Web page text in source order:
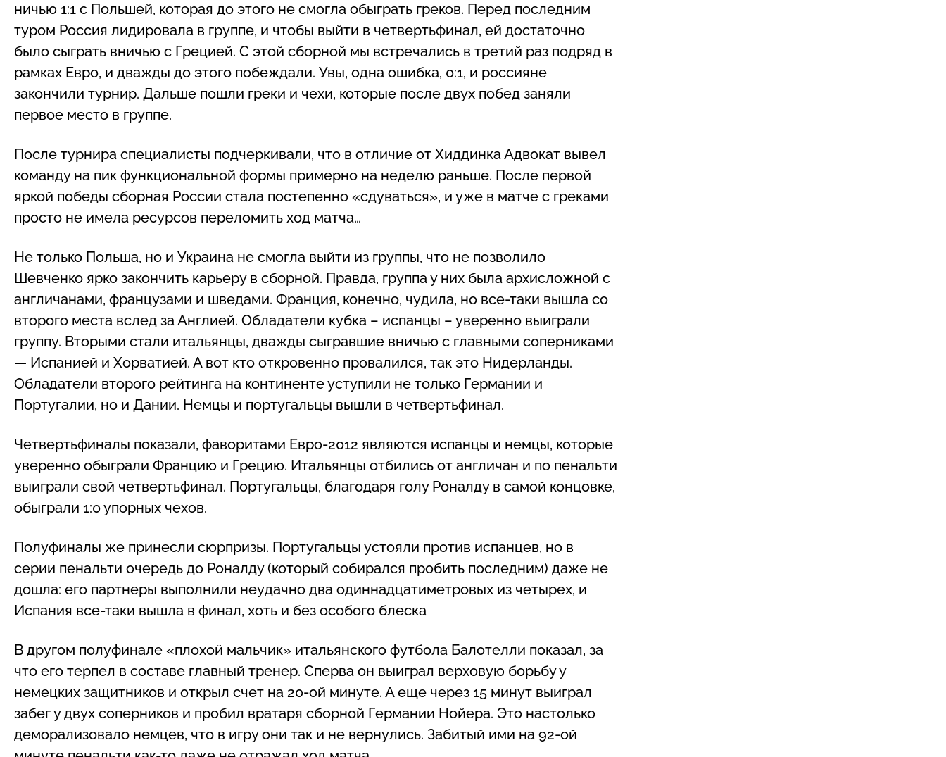
ничью 1:1 с Польшей, которая до этого не смогла обыграть греков. Перед последним
туром Россия лидировала в группе, и чтобы выйти в четвертьфинал, ей достаточно
было сыграть вничью с Грецией. С этой сборной мы встречались в третий раз подряд в
рамках Евро, и дважды до этого побеждали. Увы, одна ошибка, 0:1, и россияне
закончили турнир. Дальше пошли греки и чехи, которые после двух побед заняли
первое место в группе.
После турнира специалисты подчеркивали, что в отличие от Хиддинка Адвокат вывел
команду на пик функциональной формы примерно на неделю раньше. После первой
яркой победы сборная России стала постепенно «сдуваться», и уже в матче с греками
просто не имела ресурсов переломить ход матча…
Не только Польша, но и Украина не смогла выйти из группы, что не позволило
Шевченко ярко закончить карьеру в сборной. Правда, группа у них была архисложной с
англичанами, французами и шведами. Франция, конечно, чудила, но все-таки вышла со
второго места вслед за Англией. Обладатели кубка – испанцы – уверенно выиграли
группу. Вторыми стали итальянцы, дважды сыгравшие вничью с главными соперниками
— Испанией и Хорватией. А вот кто откровенно провалился, так это Нидерланды.
Обладатели второго рейтинга на континенте уступили не только Германии и
Португалии, но и Дании. Немцы и португальцы вышли в четвертьфинал.
Четвертьфиналы показали, фаворитами Евро-2012 являются испанцы и немцы, которые
уверенно обыграли Францию и Грецию. Итальянцы отбились от англичан и по пенальти
выиграли свой четвертьфинал. Португальцы, благодаря голу Роналду в самой концовке,
обыграли 1:0 упорных чехов.
Полуфиналы же принесли сюрпризы. Португальцы устояли против испанцев, но в
серии пенальти очередь до Роналду (который собирался пробить последним) даже не
дошла: его партнеры выполнили неудачно два одиннадцатиметровых из четырех, и
Испания все-таки вышла в финал, хоть и без особого блеска
В другом полуфинале «плохой мальчик» итальянского футбола Балотелли показал, за
что его терпел в составе главный тренер. Сперва он выиграл верховую борьбу у
немецких защитников и открыл счет на 20-ой минуте. А еще через 15 минут выиграл
забег у двух соперников и пробил вратаря сборной Германии Нойера. Это настолько
деморализовало немцев, что в игру они так и не вернулись. Забитый ими на 92-ой